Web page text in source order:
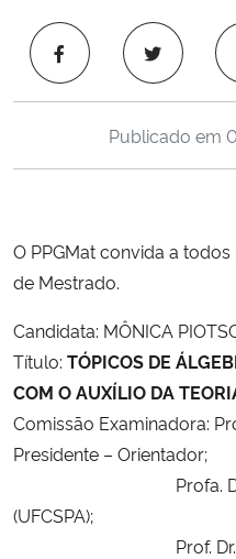
Ministério de Minas e Energia
Ministério da Ciência, Tecnologia,
Ministério do Desenvolvimento
Controladoria-Geral da União
Ministério da Mulher, da Família e
Secretaria-Geral
Secretaria de Governo
Publicado em
O PPGMat convida a
de Mestrado.
Candidata: MÔNICA
Título: TÓPICOS DE
COM O AUXÍLIO DA
Comissão Examinadora:
Presidente – Orientador;
Profa. Dra.
(UFCSPA);
Prof. Dr.